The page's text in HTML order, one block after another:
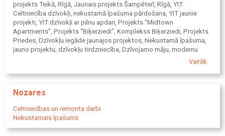
projekts Teikā, Rīgā, Jaunais projekts Šampēterī, Rīgā, YIT
Celtniecība dzīvokļi, nekustamā īpašuma pārdošana, YIT jaunie
projekti, YIT dzīvokļi ar pilnu apdari, Projekts “Midtown
Apartments”, Projekts “Biķerziedi”, Komplekss Biķerziedi, Projekts
Priedes, Dzīvokļu iegāde jaunajos projektos, Nekustamā īpašuma,
jauno projektu, dzīvokļu tirdzniecība, Dzīvojamo māju, modernu
ēku, jauno projektu tirdzniecība, pārdošana, Jauno projektu, jaunu
Projekts Riverstone Residence, Jaunais projekts Pupuķu ielā, YIT
Pārdod
Vairāk
Nozares
Celtniecības un remonta darbi
Nekustamais īpašums